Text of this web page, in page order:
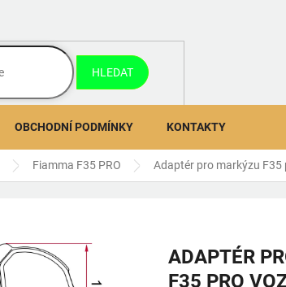
HLEDAT
OBCHODNÍ PODMÍNKY KONTAKTY
Fiamma F35 PRO Adaptér pro markýzu
ADAPTÉR
F35 PRO